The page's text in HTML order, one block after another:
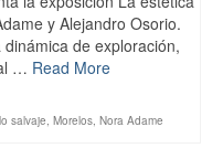
y Alejandro Osorio.
de exploración,
… Read More
salvaje, Morelos, Nora Adame